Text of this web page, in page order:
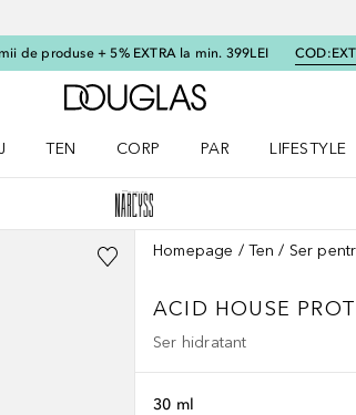
de produse + 5% EXTRA la min. 399LEI COD:
Către pagina
TEN
CORP
PAR
LIFESTYLE
Homepage Ten Ser
ACID HOUSE
Ser hidratant
30 ml